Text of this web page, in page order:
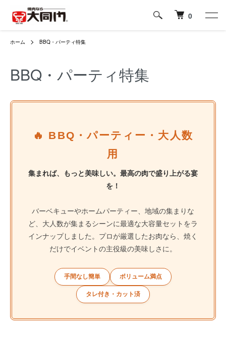
0
ホーム BBQ・パーティ特集
BBQ・パーティ特集
🔥 BBQ・パーティー・大人数
用
集まれば、もっと美味しい。最高の肉で盛り上がる宴
を！
バーベキューやホームパーティー、地域の集まりな
ど、大人数が集まるシーンに最適な大容量セットをラ
インナップしました。プロが厳選したお肉なら、焼く
だけでイベントの主役級の美味しさに。
手間なし簡単 ボリューム満点
タレ付き・カット済